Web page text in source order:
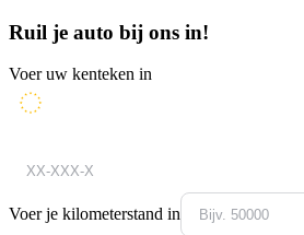
Ruil je auto bij ons in!
Voer uw kenteken in
Voer je kilometerstand in